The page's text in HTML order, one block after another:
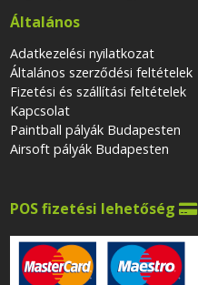
Általános
Adatkezelési nyilatkozat
Általános szerződési feltételek
Fizetési és szállítási feltételek
Kapcsolat
Paintball pályák Budapesten
Airsoft pályák Budapesten
POS fizetési lehetőség 